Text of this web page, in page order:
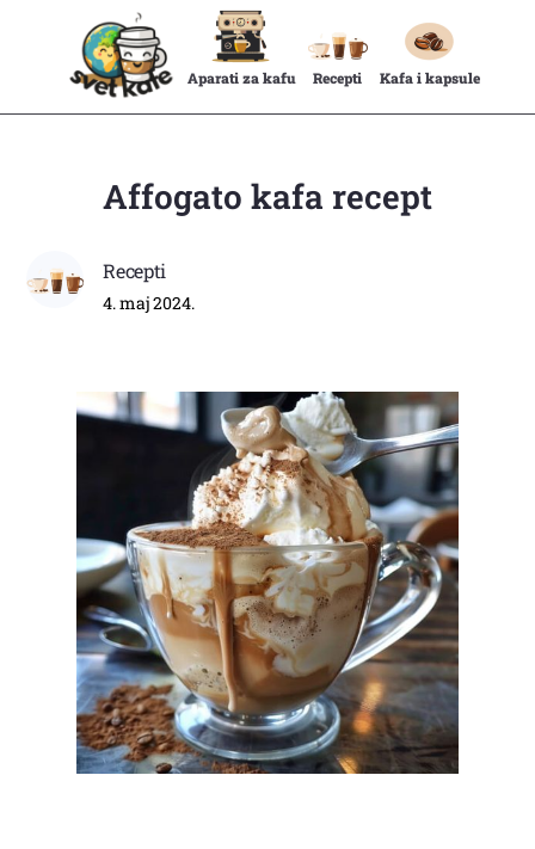
Aparati za kafu Recepti Kafa i kapsule
Affogato kafa recept
Recepti
4. maj 2024.